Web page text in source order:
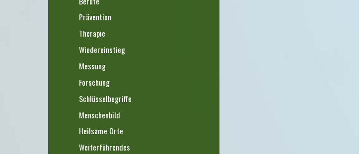
Prävention
Therapie
Wiedereinstieg
Messung
Forschung
Schlüsselbegriffe
Menschenbild
Heilsame Orte
Weiterführendes